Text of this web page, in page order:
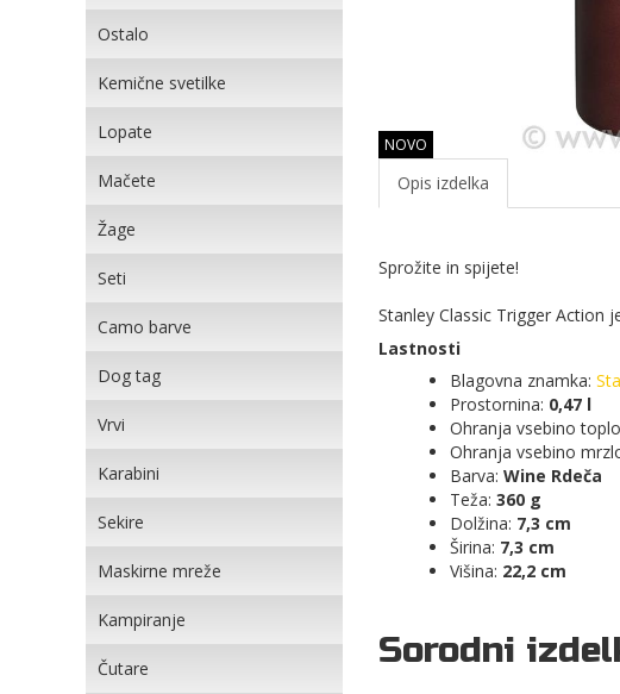
Ostalo
Kemične svetilke
Lopate
Mačete
Žage
Seti
Camo barve
Dog tag
Vrvi
Karabini
Sekire
Maskirne mreže
Kampiranje
Čutare
NOVO
Opis izdelka
Sprožite in spijete!
Stanley Classic Trigger Action
Lastnosti
Blagovna znamka:
Prostornina: 0,47 l
Ohranja vsebino
Ohranja vsebino
Barva: Wine Rdeča
Teža: 360 g
Dolžina: 7,3 cm
Širina: 7,3 cm
Višina: 22,2 cm
Sorodni